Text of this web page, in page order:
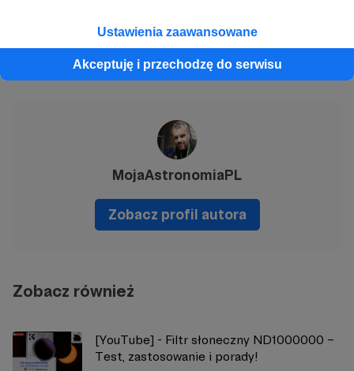
Ustawienia zaawansowane
Akceptuję i przechodzę do serwisu
Udostępnij
MojaAstronomiaPL
Zobacz profil autora
Zobacz również
[YouTube] - Filtr słoneczny ND1000000 –
Test, zastosowanie i porady!